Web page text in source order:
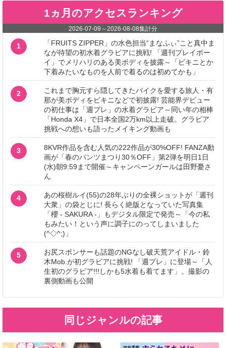
1ヵ月のアクセスランキング
2026-07-09 ～2026-08-08集計分
1
「FRUITS ZIPPER」の水色担当“まなふぃ”こと真中ま
なが待望の初水着グラビアに挑戦! 「週刊プレイボー
イ」でメリハリのある美ボディを披露～「ビキニとか
下着みたいなものを人前で着るのは初めてかも」
2
これまで胸元すら隠してきたバイクを愛する旅人・有
那が美ボディをビキニなどで初披露! 芸能界デビュー
の初仕事は「週プレ」の水着グラビア～同い年の相棒
「Honda X4」で日本全国2万km以上走破。グラビア
挑戦への想いも語ったメイキング動画も
3
8KVR作品を含む人気の222作品が30%OFF! FANZA動
画が「春のパンツまつり30％OFF」第2弾を明日1日
(水)朝9:59まで開催～キャンペーンガールは田野憂さ
ん
4
あの桜樹ルイ(55)の28年ぶりの全裸ショットが「週刊
大衆」の袋とじに! 長らく絶版となっていた写真集
「櫻 - SAKURA -」もデジタル限定で発売～「今の私
もみたい！という声に調子にのってしまいました
(^◇^;)」
5
お尻スポンサーも話題のNGなし破天荒アイドル・鈴
木Mob.が初グラビアに挑戦! 「週プレ」に登場～「人
生初のグラビア!!!しかも5水着も着てます」。撮影の
裏側動画も公開
同じジャンルの記事